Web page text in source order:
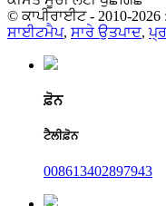
© ਕਾਪੀਰਾਈਟ - 2010-
ਸਾਈਟਮੈਪ, ਸਾਰੇ ਉਤਪਾਦ,
ਫ਼ੋਨ
ਟੈਲੀਫ਼ੋਨ
008613402897943